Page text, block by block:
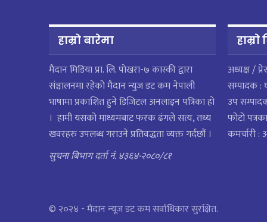
हाम्रो बारेमा
मैदान मिडिया प्रा. लि. पाेखरा-७ कास्की द्वारा
संञ्चालनमा रहेको मैदान न्युज डट कम नेपाली
भाषामा प्रकाशित हुने डिजिटल अनलाइन पत्रिका हो
। हामी यसको माध्यमबाट फरक ढंगले सत्य, तथ्य
खवरहरु उपलब्ध गराउने प्रतिवद्धता व्यक्त गर्दछौं ।
सुचना बिभाग दर्ता नं. ४३६४-२०८०/८१
हाम्राे
अध्यक्ष /
सम्पादक :
उप
फोटो
कमर्चारी :
© २०२४ - मैदान न्यूज डट कम सर्वाधिकार सुरक्षित.